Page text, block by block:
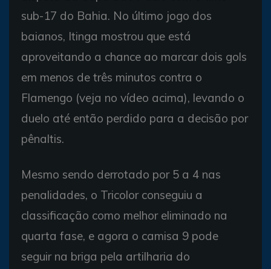
sub-17 do Bahia. No último jogo dos
baianos, Itinga mostrou que está
aproveitando a chance ao marcar dois gols
em menos de três minutos contra o
Flamengo (veja no vídeo acima), levando o
duelo até então perdido para a decisão por
pênaltis.
Mesmo sendo derrotado por 5 a 4 nas
penalidades, o Tricolor conseguiu a
classificação como melhor eliminado na
quarta fase, e agora o camisa 9 pode
seguir na briga pela artilharia do